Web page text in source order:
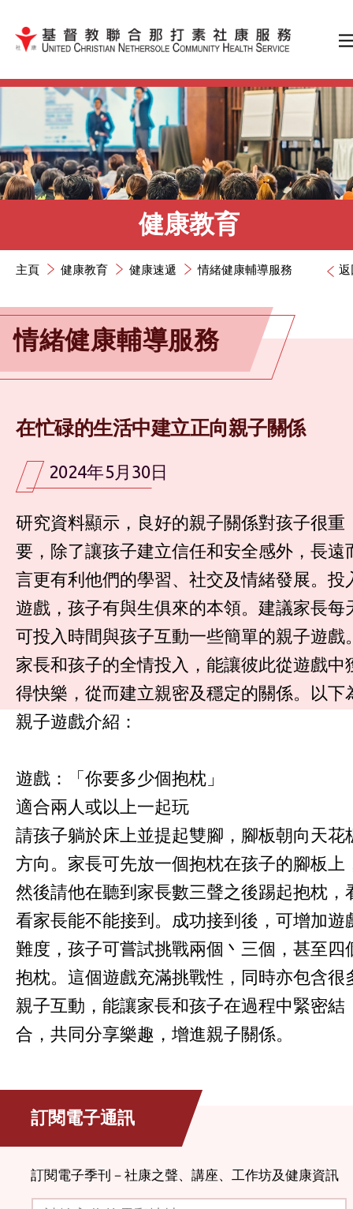
跳到內容（按輸入鍵）
健康教育
返
主頁 健康教育 健康速遞 情緒健康輔導服務
情緒健康輔導服務
在忙碌的生活中建立正向親子關係
2024年5月30日
研究資料顯示，良好的親子關係對孩子很重
要，除了讓孩子建立信任和安全感外，長遠
言更有利他們的學習、社交及情緒發展。投
遊戲，孩子有與生俱來的本領。建議家長每
可投入時間與孩子互動一些簡單的親子遊戲
家長和孩子的全情投入，能讓彼此從遊戲中
得快樂，從而建立親密及穩定的關係。以下
親子遊戲介紹：
遊戲：「你要多少個抱枕」
適合兩人或以上一起玩
請孩子躺於床上並提起雙腳，腳板朝向天花
方向。家長可先放一個抱枕在孩子的腳板上
然後請他在聽到家長數三聲之後踢起抱枕，
看家長能不能接到。成功接到後，可增加遊
難度，孩子可嘗試挑戰兩個丶三個，甚至四
抱枕。這個遊戲充滿挑戰性，同時亦包含很
親子互動，能讓家長和孩子在過程中緊密結
合，共同分享樂趣，增進親子關係。
訂閱電子通訊
訂閱電子季刊－社康之聲、講座、工作坊及健康資訊
請輸入你的電郵地址